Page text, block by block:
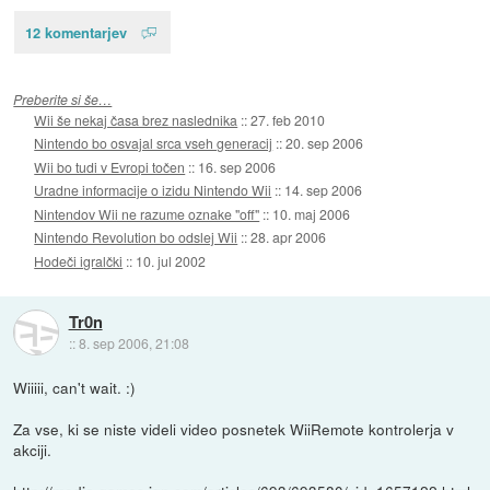
12 komentarjev
Preberite si še…
Wii še nekaj časa brez naslednika ::27. feb 2010
Nintendo bo osvajal srca vseh generacij ::20. sep 2006
Wii bo tudi v Evropi točen :: 16. sep 2006
Uradne informacije o izidu Nintendo Wii :: 14. sep 2006
Nintendov Wii ne razume oznake "off" :: 10. maj 2006
Nintendo Revolution bo odslej Wii ::28. apr 2006
Hodeči igralčki :: 10. jul 2002
Tr0n
::8. sep 2006, 21:08
Wiiiii, can't wait. :)
Za vse, ki se niste videli video posnetek WiiRemote kontrolerja v
akciji.